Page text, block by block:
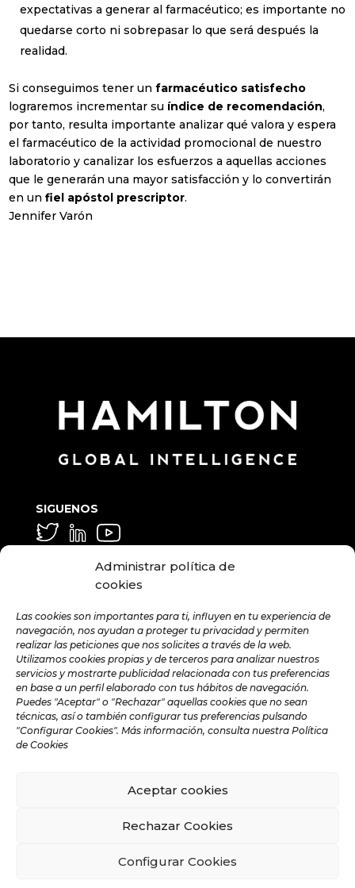
Administrar política de
cookies
Las cookies son importantes para ti, influyen en tu experiencia de
navegación, nos ayudan a proteger tu privacidad y permiten
realizar las peticiones que nos solicites a través de la web.
Utilizamos cookies propias y de terceros para analizar nuestros
servicios y mostrarte publicidad relacionada con tus preferencias
en base a un perfil elaborado con tus hábitos de navegación.
Puedes "Aceptar" o "Rechazar" aquellas cookies que no sean
técnicas, así o también configurar tus preferencias pulsando
"Configurar Cookies". Más información, consulta nuestra Política
de Cookies
Aceptar cookies
Rechazar Cookies
Configurar Cookies
expectativas a generar al farmacéutico; es importante no
quedarse corto ni sobrepasar lo que será después la
realidad.
Si conseguimos tener unfarmacéutico satisfecho
lograremos incrementar su índice de recomendación,
por tanto, resulta importante analizar qué valora y espera
el farmacéutico de la actividad promocional de nuestro
laboratorio y canalizar los esfuerzos a aquellas acciones
que le generarán una mayor satisfacción y lo convertirán
en unfiel apóstol prescriptor.
Jennifer Varón
SIGUENOS
info@hamilton.global
TRABAJA CON NOSOTROS
talent@hamilton.global
SUSCRÍBETE A LA NEWSLETTER
MENSUAL
©️ 2024 Hamilton Global Intelligence. |
Política de Redes Sociales